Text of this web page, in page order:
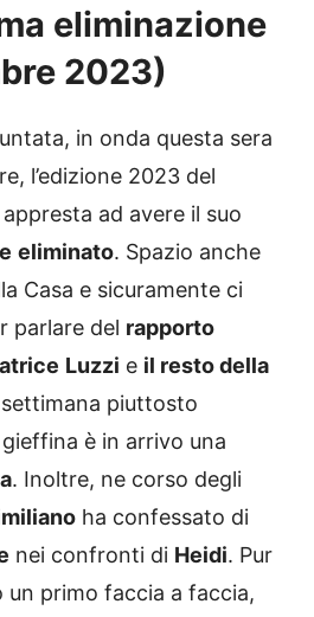
eliminazione
2023)
in onda questa sera
l’edizione 2023 del
appresta ad avere il suo
eliminato. Spazio anche
Casa e sicuramente ci
parlare del rapporto
Luzzi e il resto della
piuttosto
è in arrivo una
. Inoltre, ne corso degli
ha confessato di
nei confronti di Heidi. Pur
primo faccia a faccia,